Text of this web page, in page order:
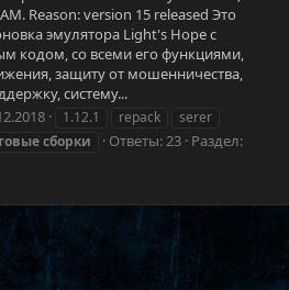
Reason: version 15 released Это
эмулятора Light's Hope с
кодом, со всеми его функциями,
защиту от мошенничества,
систему...
1.12.1 repack
serer
сборки Ответы: 23 Раздел: